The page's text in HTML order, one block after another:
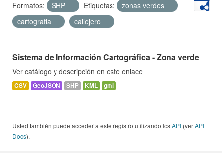
Formatos: SHP Etiquetas:
zonas verdes
cartografia
callejero
Sistema de Información Cartográfica - Zona verde
Ver catálogo y descripción en este enlace
CSV GeoJSON SHP KML gml
Usted también puede acceder a este registro utilizando losAPI (verAPI
Docs).